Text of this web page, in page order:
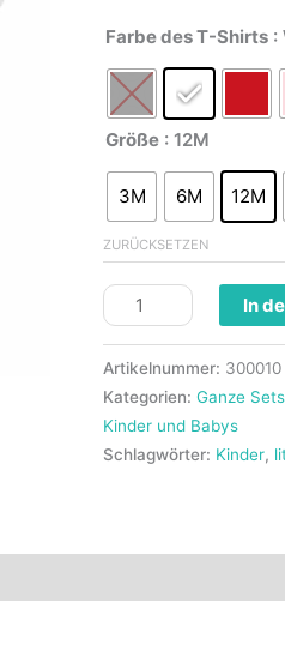
Farbe des T-Shirts :
Größe : 12M
3M 6M 12M
ZURÜCKSETZEN
In
Artikelnummer: 300010
Kategorien:Ganze Sets
Kinder und Babys
Schlagwörter: Kinder,